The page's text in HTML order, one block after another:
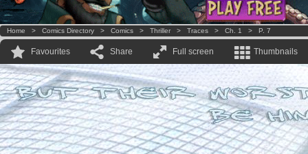
Home > Comics Directory > Comics > Thriller > Traces > Ch. 1 > P. 7
Favourites Share Full screen Thumbnails